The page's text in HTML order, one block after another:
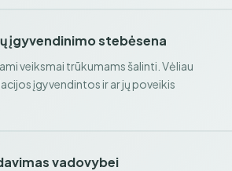
įgyvendinimo stebėsena
veiksmai trūkumams šalinti. Vėliau
įgyvendintos ir ar jų poveikis
vadovybei